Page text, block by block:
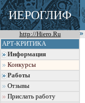
ИЕРОГЛИФ
http://Hiero.Ru
АРТ-КРИТИКА
Информация
Конкурсы
Работы
Отзывы
Прислать работу